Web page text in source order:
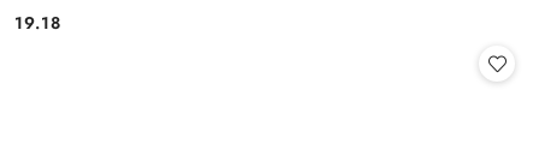
Cena:
19.18